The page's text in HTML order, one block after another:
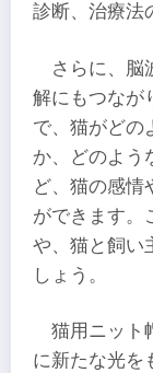
診断、治療法
さらに、脳
解にもつなが
で、猫がどの
か、どのよう
ど、猫の感情
ができます。
や、猫と飼い
しょう。
猫用ニット
に新たな光を